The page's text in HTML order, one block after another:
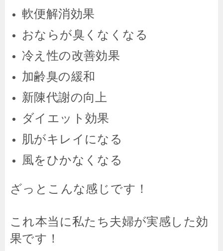
軟便解消効果
おならが臭くなくなる
冷え性の改善効果
加齢臭の緩和
新陳代謝の向上
ダイエット効果
肌がキレイになる
風をひかなくなる
ざっとこんな感じです！
これ本当に私たち夫婦が実感した効
果です！